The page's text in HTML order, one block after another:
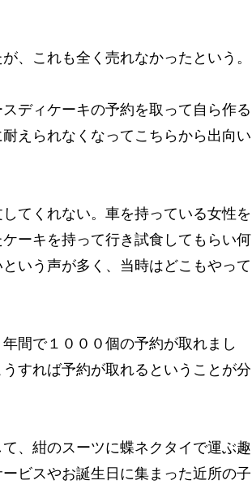
、これも全く売れなかったという。
ディケーキの予約を取って自ら作る
えられなくなってこちらから出向い
てくれない。車を持っている女性を
ーキを持って行き試食してもらい何
いう声が多く、当時はどこもやって
間で１０００個の予約が取れまし
すれば予約が取れるということが分
、紺のスーツに蝶ネクタイで運ぶ趣
ビスやお誕生日に集まった近所の子